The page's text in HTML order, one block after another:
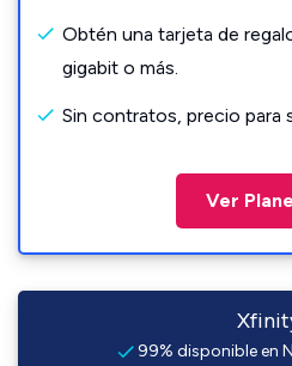
Obtén una tarjeta de
gigabit o más.
Sin contratos, precio para
Ver
99% disponible en